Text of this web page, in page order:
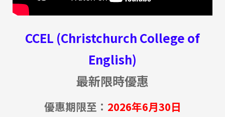
CCEL (Christchurch College of
English)
最新限時優惠
優惠期限至： 2026年6月30日